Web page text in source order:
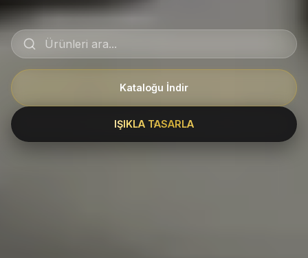
Kataloğu İndir
IŞIKLA TASARLA